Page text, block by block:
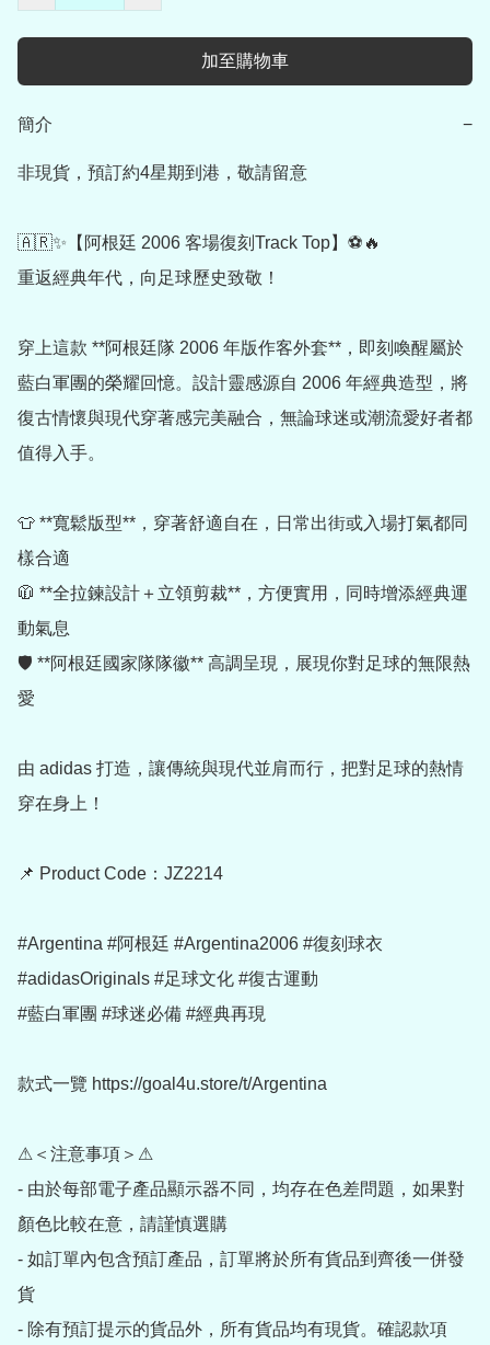
加至購物車
簡介 −
非現貨，預訂約4星期到港，敬請留意
🇦🇷✨【阿根廷 2006 客場復刻Track Top】⚽🔥
重返經典年代，向足球歷史致敬！
穿上這款 **阿根廷隊 2006 年版作客外套**，即刻喚醒屬於
藍白軍團的榮耀回憶。設計靈感源自 2006 年經典造型，將
復古情懷與現代穿著感完美融合，無論球迷或潮流愛好者都
值得入手。
👕 **寬鬆版型**，穿著舒適自在，日常出街或入場打氣都同
樣合適
🧥 **全拉鍊設計＋立領剪裁**，方便實用，同時增添經典運
動氣息
🛡️ **阿根廷國家隊隊徽** 高調呈現，展現你對足球的無限熱
愛
由 adidas 打造，讓傳統與現代並肩而行，把對足球的熱情
穿在身上！
📌 Product Code：JZ2214
#Argentina #阿根廷 #Argentina2006 #復刻球衣
#adidasOriginals #足球文化 #復古運動
#藍白軍團 #球迷必備 #經典再現
款式一覽 https://goal4u.store/t/Argentina
⚠＜注意事項＞⚠
- 由於每部電子產品顯示器不同，均存在色差問題，如果對
顏色比較在意，請謹慎選購
- 如訂單內包含預訂產品，訂單將於所有貨品到齊後一併發
貨
- 除有預訂提示的貨品外，所有貨品均有現貨。確認款項